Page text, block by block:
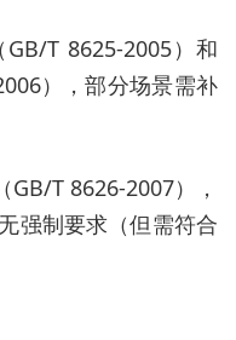
T 8625-2005）和
），部分场景需补
T 8626-2007），
强制要求（但需符合